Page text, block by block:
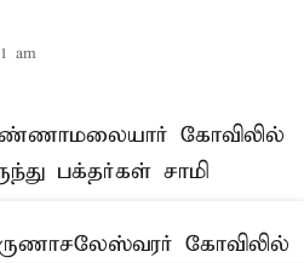
am
கோவிலில்
பக்தர்கள் சாமி
கோவிலில்